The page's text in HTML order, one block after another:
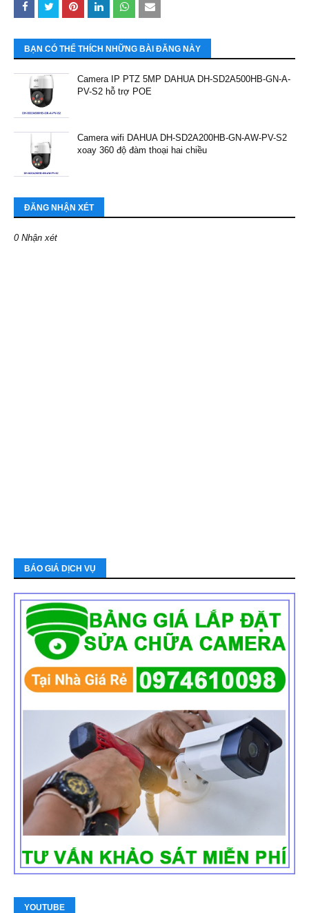
BẠN CÓ THỂ THÍCH NHỮNG BÀI ĐĂNG NÀY
Camera IP PTZ 5MP DAHUA DH-SD2A500HB-GN-A-
PV-S2 hỗ trợ POE
Camera wifi DAHUA DH-SD2A200HB-GN-AW-PV-S2
xoay 360 độ đàm thoại hai chiều
ĐĂNG NHẬN XÉT
0 Nhận xét
BÁO GIÁ DỊCH VỤ
YOUTUBE